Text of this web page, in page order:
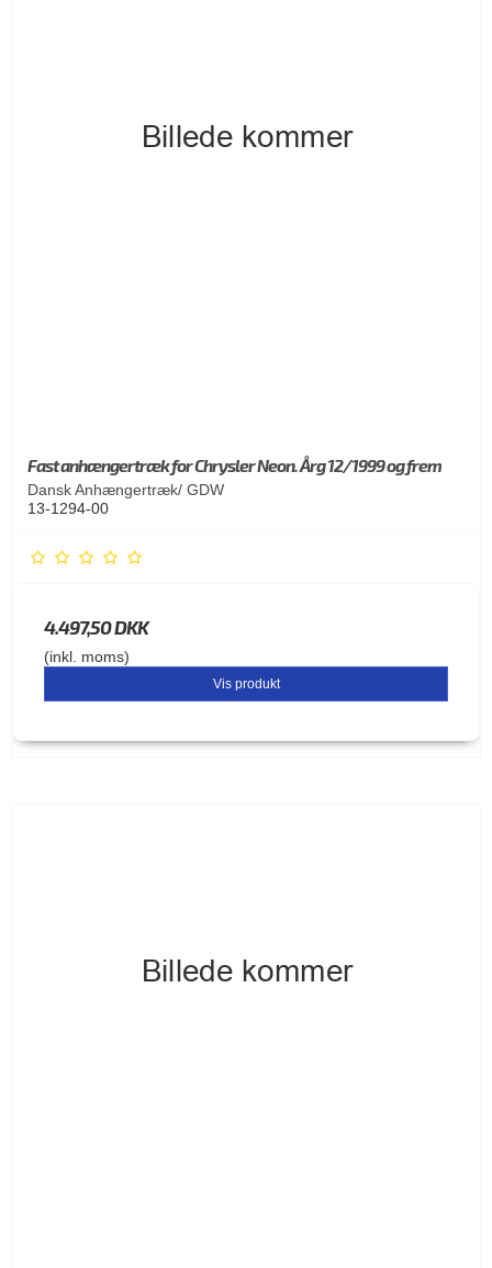
Fast anhængertræk for Chrysler Neon. Årg 12/1999 og frem
Dansk Anhængertræk/ GDW
13-1294-00
4.497,50 DKK
(inkl. moms)
Vis produkt